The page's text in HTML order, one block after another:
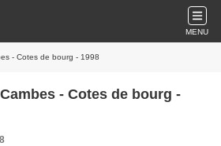
MENU
- Cotes de bourg - 1998
- Cotes de bourg -